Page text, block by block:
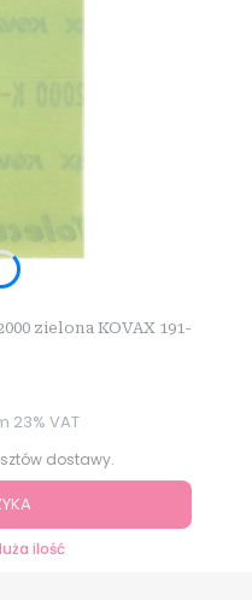
zielona KOVAX 191-
23% VAT
dostawy.
ilość